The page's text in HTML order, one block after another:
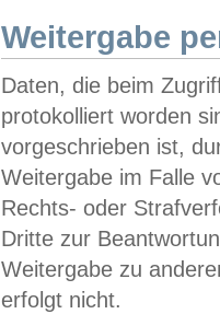
Weitergabe
Daten, die beim
protokolliert worden
vorgeschrieben ist,
Weitergabe im Falle
Rechts- oder
Dritte zur
Weitergabe zu
erfolgt nicht.